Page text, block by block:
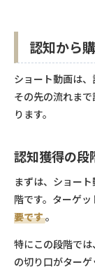
認知から
ショート動画は、
その先の流れま
ります。
認知獲得の段
まずは、ショー
階です。ターゲ
要です。
特にこの段階で
の切り口がターゲ